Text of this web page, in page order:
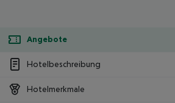
Angebote
Hotelbeschreibung
Hotelmerkmale